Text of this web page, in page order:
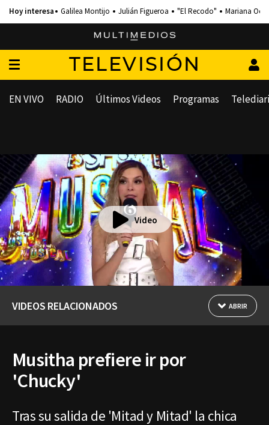
Galilea Montijo Julián Figueroa "El Recodo" Mariana
TELEVISIÓN
EN VIVO RADIO Últimos Videos Programas
Video
VIDEOS RELACIONADOS ABRIR
Musitha prefiere ir por
'Chucky'
Tras su salida de 'Mitad y Mitad' la chica